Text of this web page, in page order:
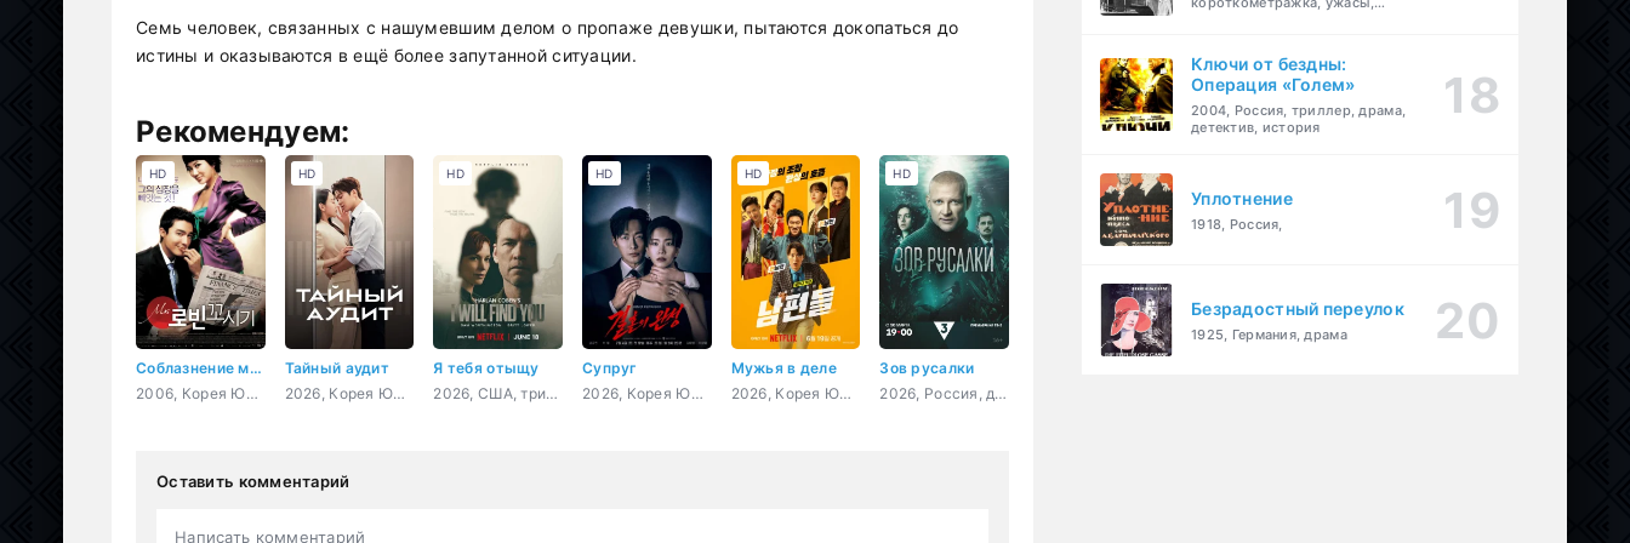
Семь человек, связанных с нашумевшим делом о пропаже девушки, пытаются докопаться до
истины и оказываются в ещё более запутанной ситуации.
Рекомендуем:
Соблазнение мистера Совершенство
2006, Корея Южная, мелодрама, комедия
HD
Тайный аудит
2026, Корея Южная, мелодрама, комедия
HD
Я тебя отыщу
2026, США, триллер, драма, криминал, детектив
HD
Супруг
2026, Корея Южная, триллер, детектив
HD
Мужья в деле
2026, Корея Южная, боевик, комедия, криминал
HD
Зов русалки
2026, Россия, детектив
HD
Оставить комментарий
Написать комментарий
Ключи от бездны:
Операция «Голем»
2004, Россия, триллер, драма,
детектив, история
Уплотнение
1918, Россия,
Безрадостный переулок
1925, Германия, драма